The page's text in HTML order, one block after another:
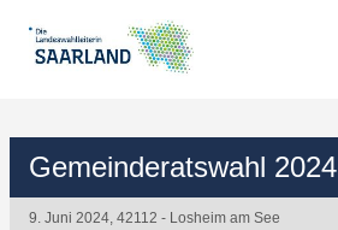
Gemeinderatswahl 2024
9. Juni 2024, 42112 - Losheim am See